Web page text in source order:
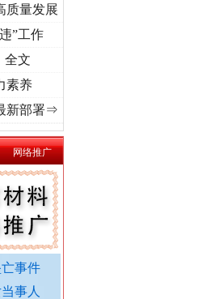
命 奋进复兴征程丨红船起航处 潮起..
质量发展
”工作
全文
素养
新部署⇒
事件
事人
网络推广